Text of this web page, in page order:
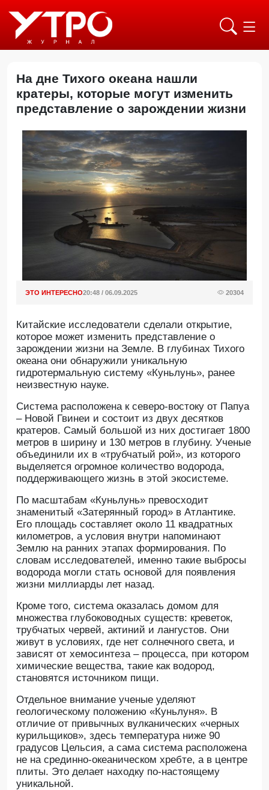
На дне Тихого океана нашли
кратеры, которые могут изменить
представление о зарождении жизни
ЭТО ИНТЕРЕСНО20:48 / 06.09.2025 20304
Китайские исследователи сделали открытие,
которое может изменить представление о
зарождении жизни на Земле. В глубинах Тихого
океана они обнаружили уникальную
гидротермальную систему «Куньлунь», ранее
неизвестную науке.
Система расположена к северо-востоку от Папуа
– Новой Гвинеи и состоит из двух десятков
кратеров. Самый большой из них достигает 1800
метров в ширину и 130 метров в глубину. Ученые
объединили их в «трубчатый рой», из которого
выделяется огромное количество водорода,
поддерживающего жизнь в этой экосистеме.
По масштабам «Куньлунь» превосходит
знаменитый «Затерянный город» в Атлантике.
Его площадь составляет около 11 квадратных
километров, а условия внутри напоминают
Землю на ранних этапах формирования. По
словам исследователей, именно такие выбросы
водорода могли стать основой для появления
жизни миллиарды лет назад.
Кроме того, система оказалась домом для
множества глубоководных существ: креветок,
трубчатых червей, актиний и лангустов. Они
живут в условиях, где нет солнечного света, и
зависят от хемосинтеза – процесса, при котором
химические вещества, такие как водород,
становятся источником пищи.
Отдельное внимание ученые уделяют
геологическому положению «Куньлуня». В
отличие от привычных вулканических «черных
курильщиков», здесь температура ниже 90
градусов Цельсия, а сама система расположена
не на срединно-океаническом хребте, а в центре
плиты. Это делает находку по-настоящему
уникальной.